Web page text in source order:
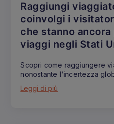
Raggiungi
coinvolgi i
che stanno
viaggi negli Stati
Scopri come raggiungere
nonostante l'incertezza
Leggi di più